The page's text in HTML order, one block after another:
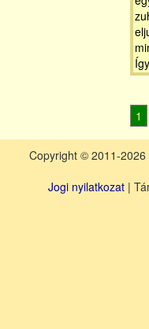
1
Copyright © 2011-2026
Jogi nyilatkozat |